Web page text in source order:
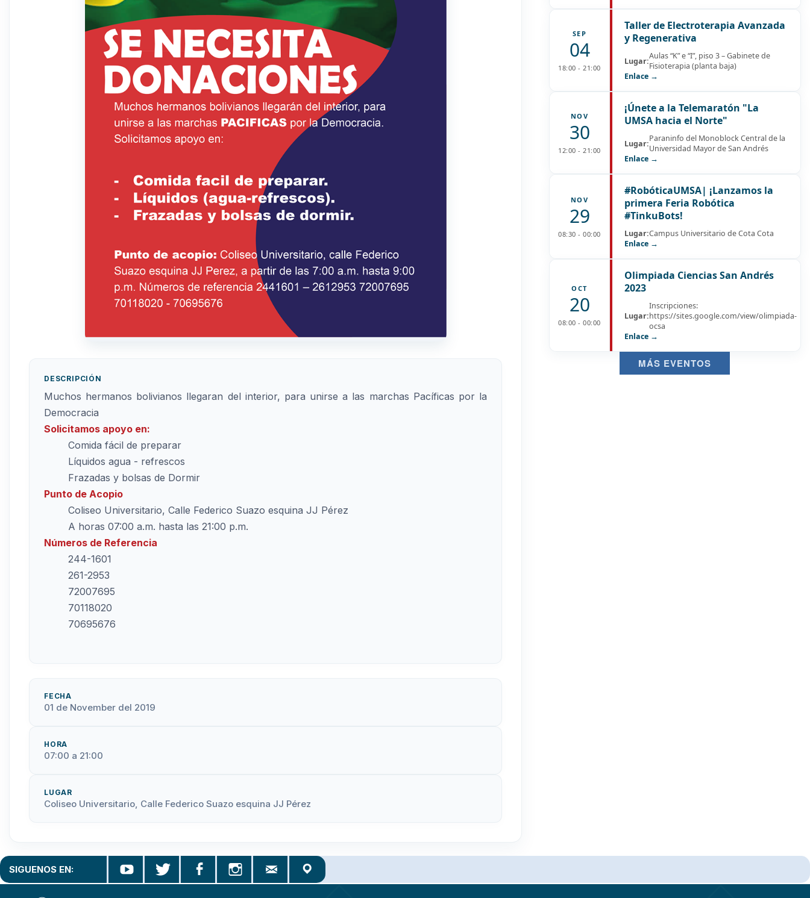
DESCRIPCIÓN
Muchos hermanos bolivianos llegaran del interior, para unirse a las marchas Pacíficas por la
Democracia
Solicitamos apoyo en:
Comida fácil de preparar
Líquidos agua - refrescos
Frazadas y bolsas de Dormir
Punto de Acopio
Coliseo Universitario, Calle Federico Suazo esquina JJ Pérez
A horas 07:00 a.m. hasta las 21:00 p.m.
Números de Referencia
244-1601
261-2953
72007695
70118020
70695676
FECHA
01 de November del 2019
HORA
07:00 a 21:00
LUGAR
Coliseo Universitario, Calle Federico Suazo esquina JJ Pérez
SEP
04
18:00 - 21:00
Taller de Electroterapia Avanzada
y Regenerativa
Lugar:Aulas “K” e “I”, piso 3 – Gabinete de
Fisioterapia (planta baja)
Enlace →
NOV
30
12:00 - 21:00
¡Únete a la Telemaratón "La
UMSA hacia el Norte"
Lugar:Paraninfo del Monoblock Central de la
Universidad Mayor de San Andrés
Enlace →
NOV
29
08:30 - 00:00
#RobóticaUMSA| ¡Lanzamos la
primera Feria Robótica
#TinkuBots!
Lugar:Campus Universitario de Cota Cota
Enlace →
OCT
20
08:00 - 00:00
Olimpiada Ciencias San Andrés
2023
Lugar:
Inscripciones:
https://sites.google.com/view/olimpiada-
ocsa
Enlace →
MÁS EVENTOS
SIGUENOS EN: